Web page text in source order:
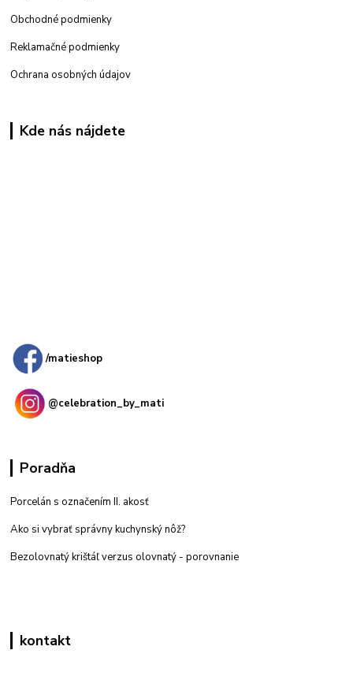
Obchodné podmienky
Reklamačné podmienky
Ochrana osobných údajov
Kde nás nájdete
/matieshop
@celebration_by_mati
Poradňa
Porcelán s označením II. akosť
Ako si vybrať správny kuchynský nôž?
Bezolovnatý krištáľ verzus olovnatý - porovnanie
kontakt